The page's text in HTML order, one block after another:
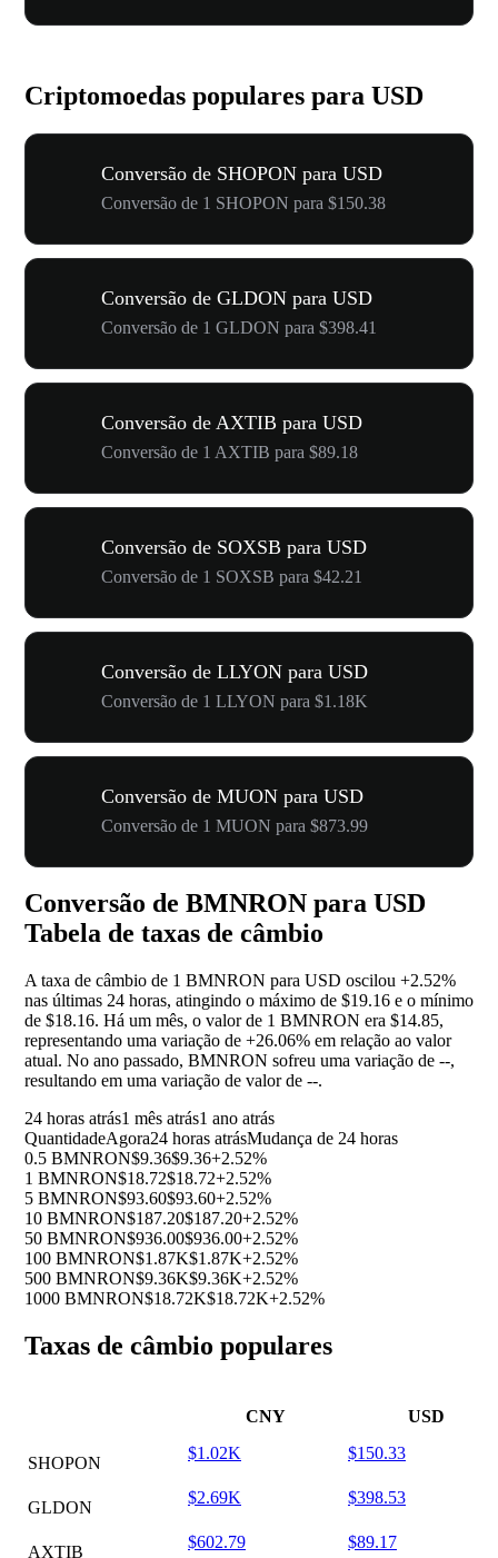
Criptomoedas populares para USD
Conversão de SHOPON para USD
Conversão de 1 SHOPON para $150.38
Conversão de GLDON para USD
Conversão de 1 GLDON para $398.41
Conversão de AXTIB para USD
Conversão de 1 AXTIB para $89.18
Conversão de SOXSB para USD
Conversão de 1 SOXSB para $42.21
Conversão de LLYON para USD
Conversão de 1 LLYON para $1.18K
Conversão de MUON para USD
Conversão de 1 MUON para $873.99
Conversão de BMNRON para USD
Tabela de taxas de câmbio
A taxa de câmbio de 1 BMNRON para USD oscilou +2.52%
nas últimas 24 horas, atingindo o máximo de $19.16 e o mínimo
de $18.16. Há um mês, o valor de 1 BMNRON era $14.85,
representando uma variação de +26.06% em relação ao valor
atual. No ano passado, BMNRON sofreu uma variação de --,
resultando em uma variação de valor de --.
24 horas atrás1 mês atrás1 ano atrás
QuantidadeAgora24 horas atrásMudança de 24 horas
0.5 BMNRON$9.36$9.36+2.52%
1 BMNRON$18.72$18.72+2.52%
5 BMNRON$93.60$93.60+2.52%
10 BMNRON$187.20$187.20+2.52%
50 BMNRON$936.00$936.00+2.52%
100 BMNRON$1.87K$1.87K+2.52%
500 BMNRON$9.36K$9.36K+2.52%
1000 BMNRON$18.72K$18.72K+2.52%
Taxas de câmbio populares
CNY USD
SHOPON
$1.02K $150.33
GLDON
$2.69K $398.53
AXTIB
$602.79 $89.17